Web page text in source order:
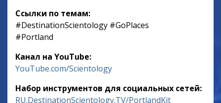
Ссылки по темам:
‎#DestinationScientology ‎#GoPlaces
‎#Portland
Канал на YouTube:
YouTube.com/Scientology
Набор инструментов для социальных сетей:
RU.DestinationScientology.TV/PortlandKit